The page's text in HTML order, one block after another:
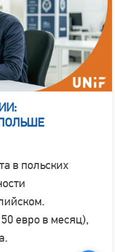
в польских
евро в месяц),